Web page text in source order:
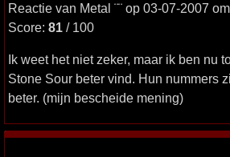
Reactie van Metal ¨¨ op 03-07-2007
Score: 81 / 100
Ik weet het niet zeker, maar ik ben nu
Stone Sour beter vind. Hun nummers
beter. (mijn bescheide mening)